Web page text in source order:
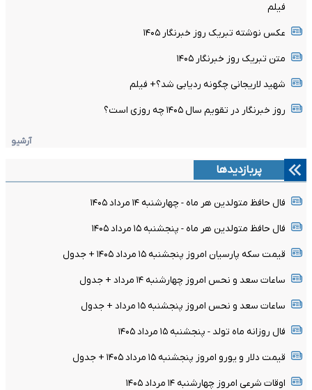
فیلم
عکس نوشته تبریک روز خبرنگار ۱۴۰۵
متن تبریک روز خبرنگار ۱۴۰۵
شهید لاریجانی چگونه ردیابی شد؟+ فیلم
روز خبرنگار در تقویم سال ۱۴۰۵ چه روزی است؟
آرشیو
پربازدیدها
فال حافظ متولدین هر ماه - چهارشنبه ۱۴ مرداد ۱۴۰۵
فال حافظ متولدین هر ماه - پنجشنبه ۱۵ مرداد ۱۴۰۵
قیمت سکه پارسیان امروز پنجشنبه ۱۵ مرداد ۱۴۰۵ + جدول
ساعات سعد و نحس امروز چهارشنبه ۱۴ مرداد + جدول
ساعات سعد و نحس امروز پنجشنبه ۱۵ مرداد + جدول
فال روزانه ماه تولد - پنجشنبه ۱۵ مرداد ۱۴۰۵
قیمت دلار و یورو امروز پنجشنبه ۱۵ مرداد ۱۴۰۵ + جدول
اوقات شرعی امروز چهارشنبه ۱۴ مرداد ۱۴۰۵